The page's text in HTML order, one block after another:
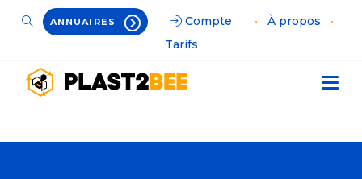
ANNUAIRES Compte • À propos
•
Tarifs